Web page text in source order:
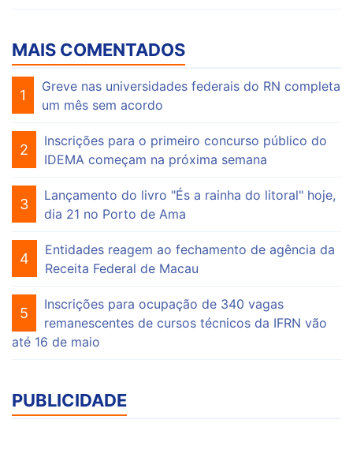
MAIS COMENTADOS
1
Greve nas universidades federais do RN completa
um mês sem acordo
2
Inscrições para o primeiro concurso público do
IDEMA começam na próxima semana
3
Lançamento do livro "És a rainha do litoral" hoje,
dia 21 no Porto de Ama
4
Entidades reagem ao fechamento de agência da
Receita Federal de Macau
5
Inscrições para ocupação de 340 vagas
remanescentes de cursos técnicos da IFRN vão
até 16 de maio
PUBLICIDADE